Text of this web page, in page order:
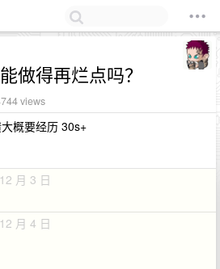
做得再烂点吗？
views
概要经历 30s+
月 3 日
月 4 日